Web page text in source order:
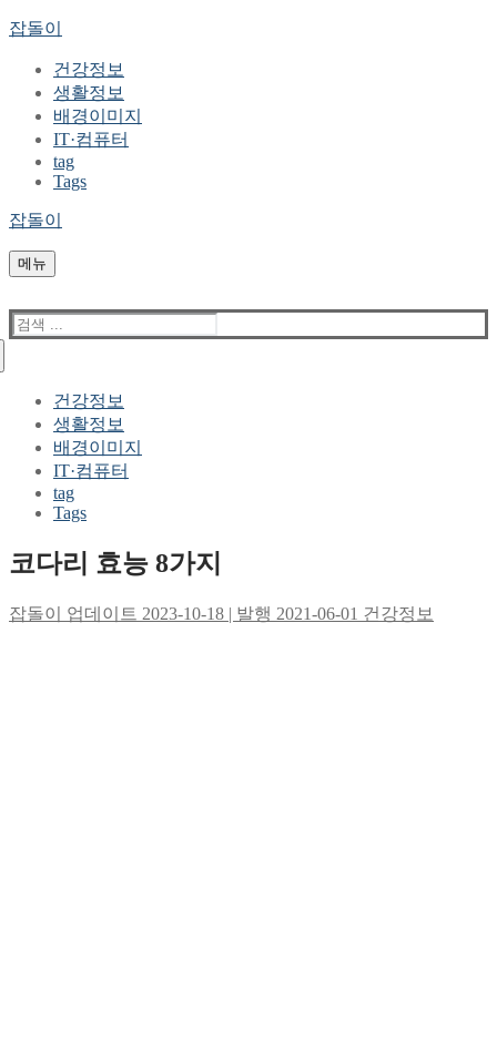
콘
메
닫
잡돌이
건강정보
생활정보
배경이미지
IT·컴퓨터
tag
Tags
잡돌이
메뉴
검
색
건강정보
생활정보
배경이미지
IT·컴퓨터
tag
Tags
코다리 효능 8가지
잡돌이 업데이트 2023-10-18 | 발행 2021-06-01 건강정보